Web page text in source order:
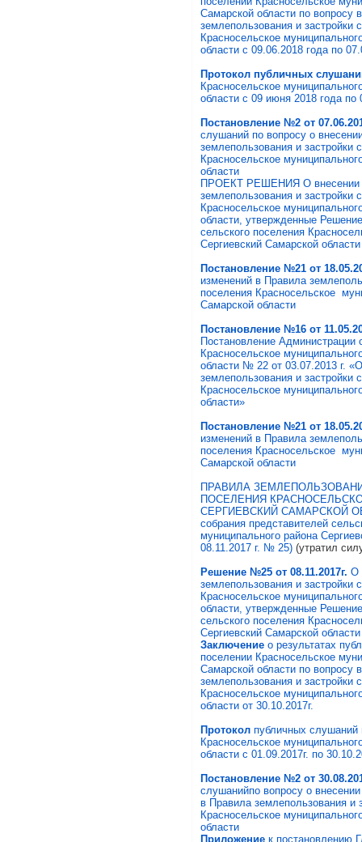
Самарской области по вопросу
землепользования и застройки
Красносельское
области с 09.06.2018 года по
Протокол публичных
Красносельское
области с 09 июня 2018 года по
Постановление №2 от
слушаний по вопросу о
землепользования и застройки
Красносельское
области
ПРОЕКТ РЕШЕНИЯ О внесении
землепользования и застройки
Красносельское
области, утвержденные
сельского поселения
Сергиевский Самарской
Постановление №21 от
изменений в Правила
поселения Красносельское
Самарской области
Постановление №16 от
Постановление Администрации
Красносельское
области № 22 от 03.07.2013 г.
землепользования и застройки
Красносельское
области»
Постановление №21 от
изменений в Правила
поселения Красносельское
Самарской области
ПРАВИЛА
ПОСЕЛЕНИЯ
СЕРГИЕВСКИЙ САМАРСКОЙ
собрания представителей
муниципального района
08.11.2017 г. № 25) (утратил
Решение №25 от 08.11.2017г. О
землепользования и застройки
Красносельское
области, утвержденные
сельского поселения
Сергиевский Самарской
Заключение о результатах
поселении Красносельское
Самарской области по вопросу
землепользования и застройки
Красносельское
области от 30.10.2017г.
Протокол публичных слушаний
Красносельское
области с 01.09.2017г. по
Постановление №2 от
слушанийпо вопросу о
в Правила землепользования и
Красносельское
области
Приложение к постановлению